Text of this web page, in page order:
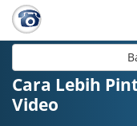
Cara Lebih
Video